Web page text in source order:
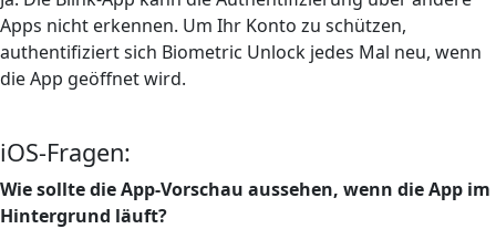
Apps nicht erkennen. Um Ihr Konto zu schützen,
authentifiziert sich Biometric Unlock jedes Mal neu, wenn
die App geöffnet wird.
iOS-Fragen:
Wie sollte die App-Vorschau aussehen, wenn die App im
Hintergrund läuft?